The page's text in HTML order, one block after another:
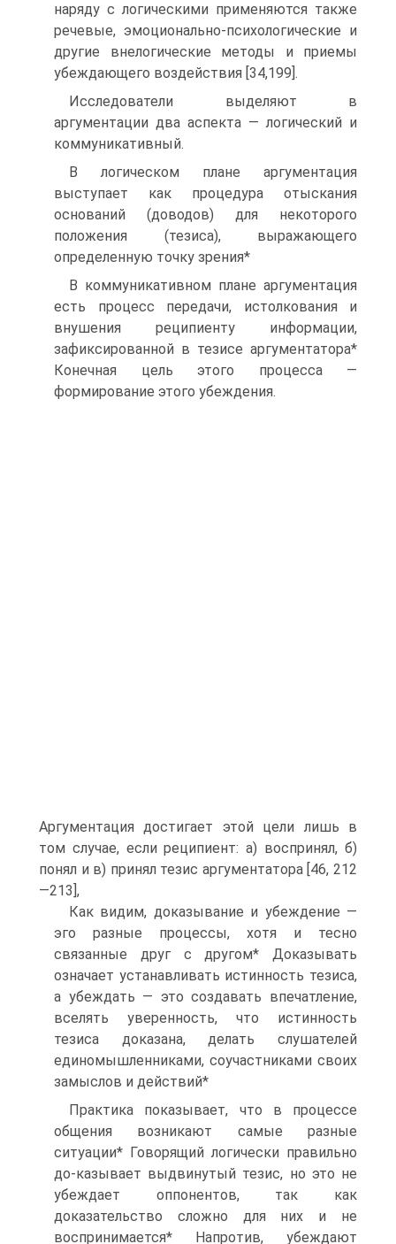
наряду с логическими применяются также
речевые, эмоционально-психологические и
другие внелогические методы и приемы
убеждающего воздействия [34,199].
Исследователи выделяют в
аргументации два аспекта — логический и
коммуникативный.
В логическом плане аргументация
выступает как процедура отыскания
оснований (доводов) для некоторого
положения (тезиса), выражающего
определенную точку зрения*
В коммуникативном плане аргументация
есть процесс передачи, истолкования и
внушения реципиенту информации,
зафиксированной в тезисе аргументатора*
Конечная цель этого процесса —
формирование этого убеждения.
Аргументация достигает этой цели лишь в
том случае, если реципиент: а) воспринял, б)
понял и в) принял тезис аргументатора [46, 212
—213],
Как видим, доказывание и убеждение —
эго разные процессы, хотя и тесно
связанные друг с другом* Доказывать
означает устанавливать истинность тезиса,
а убеждать — это создавать впечатление,
вселять уверенность, что истинность
тезиса доказана, делать слушателей
единомышленниками, соучастниками своих
замыслов и действий*
Практика показывает, что в процессе
общения возникают самые разные
ситуации* Говорящий логически правильно
до-казывает выдвинутый тезис, но это не
убеждает оппонентов, так как
доказательство сложно для них и не
воспринимается* Напротив, убеждают